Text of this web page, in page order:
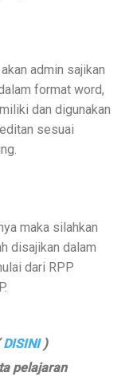
admin sajikan
format word,
dan digunakan
sesuai
maka silahkan
disajikan dalam
dari RPP
DISINI)
pelajaran